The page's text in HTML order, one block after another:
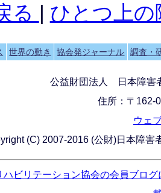
る | ひとつ上の
世界の動き 協会発ジャーナル 調査・
公益財団法人 日本障害
住所：〒162-
ウェ
(C) 2007-2016 (公財)日本障
ハビリテーション協会の会員ブロ